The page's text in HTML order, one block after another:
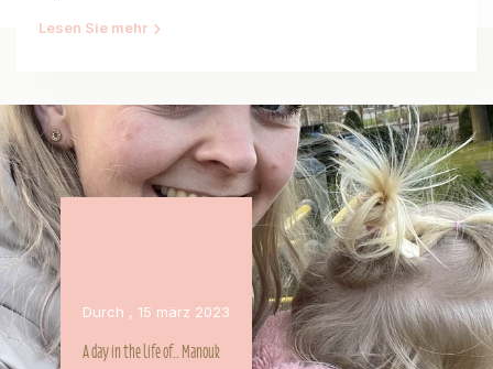
Lesen Sie mehr
Durch , 15 märz 2023
A day in the life of.. Manouk